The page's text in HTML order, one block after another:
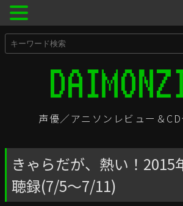
声優／アニソンレビュー＆
きゃらだが、熱い！2015
聴録(7/5〜7/11)